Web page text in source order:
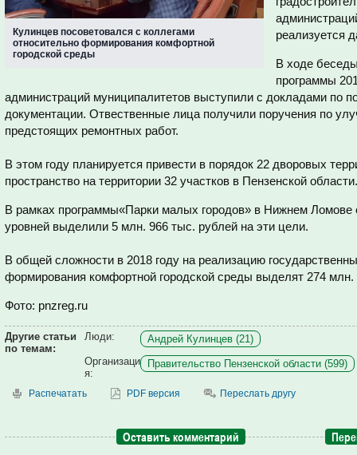
Кулинцев посоветовался с коллегами
относительно формирования комфортной
городской среды
реализуется
В ходе
программы
администраций муниципалитетов выступили с докладами по
документации. Отвественные лица получили поручения по
предстоящих ремонтных работ.
В этом году планируется привести в порядок 22 дворовых
пространство на территории 32 участков в Пензенской
В рамках программы«Парки малых городов» в Нижнем Ломове
уровней выделили 5 млн. 966 тыс. рублей на эти цели.
В общей сложности в 2018 году на реализацию
формирования комфортной городской среды выделят 274 млн.
Фото: pnzreg.ru
Другие статьи
по темам:
Люди:
Андрей Кулинцев (21)
Организаци
я:
Правительство Пензенской области (599)
Распечатать PDF версия Переслать другу
Оставить комментарий